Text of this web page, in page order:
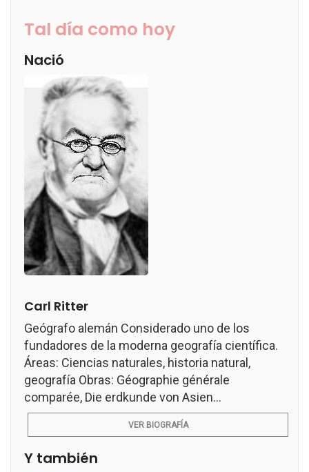
Tal día como hoy
Nació
Carl Ritter
Geógrafo alemán Considerado uno de los
fundadores de la moderna geografía científica.
Áreas: Ciencias naturales, historia natural,
geografía Obras: Géographie générale
comparée, Die erdkunde von Asien...
VER BIOGRAFÍA
Y también